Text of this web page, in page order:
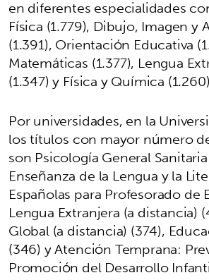
en diferentes especialidades
Física (1.779), Dibujo, Imagen y
(1.391), Orientación Educativa
Matemáticas (1.377), Lengua
(1.347) y Física y Química
Por universidades, en la
los títulos con mayor número
son Psicología General
Enseñanza de la Lengua y la
Españolas para Profesorado de
Lengua Extranjera (a distancia)
Global (a distancia) (374),
(346) y Atención Temprana:
Promoción del Desarrollo